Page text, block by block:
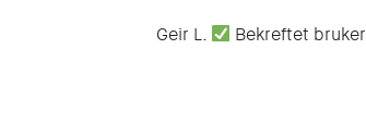
Geir L. Bekreftet bruker